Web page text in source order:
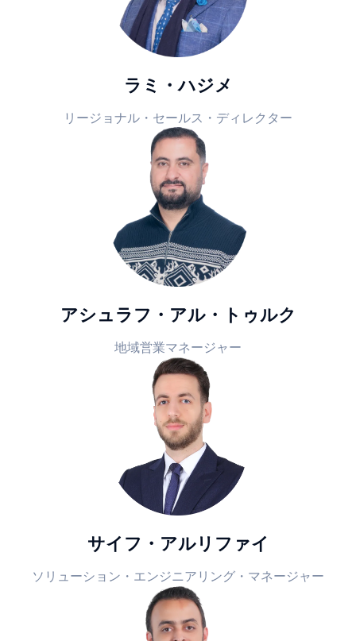
ラミ・ハジメ
リージョナル・セールス・ディレクター
アシュラフ・アル・トゥルク
地域営業マネージャー
サイフ・アルリファイ
ソリューション・エンジニアリング・マネージャー